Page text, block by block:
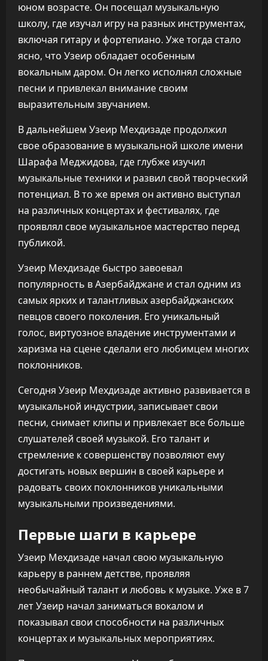
юном возрасте. Он посещал музыкальную
школу, где изучал игру на разных инструментах,
включая гитару и фортепиано. Уже тогда стало
ясно, что Узеир обладает особенным
вокальным даром. Он легко исполнял сложные
песни и привлекал внимание своим
выразительным звучанием.
В дальнейшем Узеир Мехдизаде продолжил
свое образование в музыкальной школе имени
Шарафа Меджидова, где глубже изучил
музыкальные техники и развил свой творческий
потенциал. В то же время он активно выступал
на различных концертах и фестивалях, где
проявлял свое музыкальное мастерство перед
публикой.
Узеир Мехдизаде быстро завоевал
популярность в Азербайджане и стал одним из
самых ярких и талантливых азербайджанских
певцов своего поколения. Его уникальный
голос, виртуозное владение инструментами и
харизма на сцене сделали его любимцем многих
поклонников.
Сегодня Узеир Мехдизаде активно развивается в
музыкальной индустрии, записывает свои
песни, снимает клипы и привлекает все больше
слушателей своей музыкой. Его талант и
стремление к совершенству позволяют ему
достигать новых вершин в своей карьере и
радовать своих поклонников уникальными
музыкальными произведениями.
Первые шаги в карьере
Узеир Мехдизаде начал свою музыкальную
карьеру в раннем детстве, проявляя
необычайный талант и любовь к музыке. Уже в 7
лет Узеир начал заниматься вокалом и
показывал свои способности на различных
концертах и музыкальных мероприятиях.